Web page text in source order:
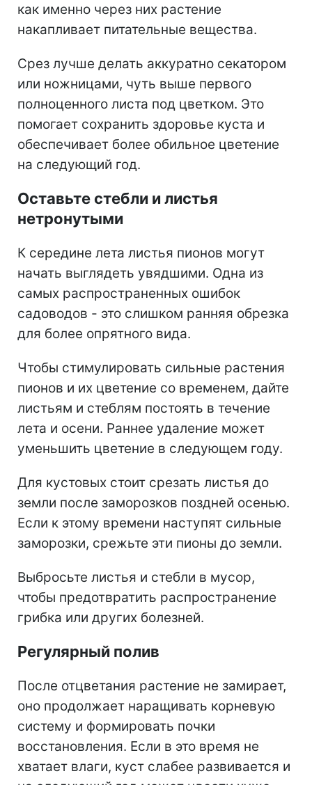
как именно через них растение
накапливает питательные вещества.
Срез лучше делать аккуратно секатором
или ножницами, чуть выше первого
полноценного листа под цветком. Это
помогает сохранить здоровье куста и
обеспечивает более обильное цветение
на следующий год.
Оставьте стебли и листья
нетронутыми
К середине лета листья пионов могут
начать выглядеть увядшими. Одна из
самых распространенных ошибок
садоводов - это слишком ранняя обрезка
для более опрятного вида.
Чтобы стимулировать сильные растения
пионов и их цветение со временем, дайте
листьям и стеблям постоять в течение
лета и осени. Раннее удаление может
уменьшить цветение в следующем году.
Для кустовых стоит срезать листья до
земли после заморозков поздней осенью.
Если к этому времени наступят сильные
заморозки, срежьте эти пионы до земли.
Выбросьте листья и стебли в мусор,
чтобы предотвратить распространение
грибка или других болезней.
Регулярный полив
После отцветания растение не замирает,
оно продолжает наращивать корневую
систему и формировать почки
восстановления. Если в это время не
хватает влаги, куст слабее развивается и